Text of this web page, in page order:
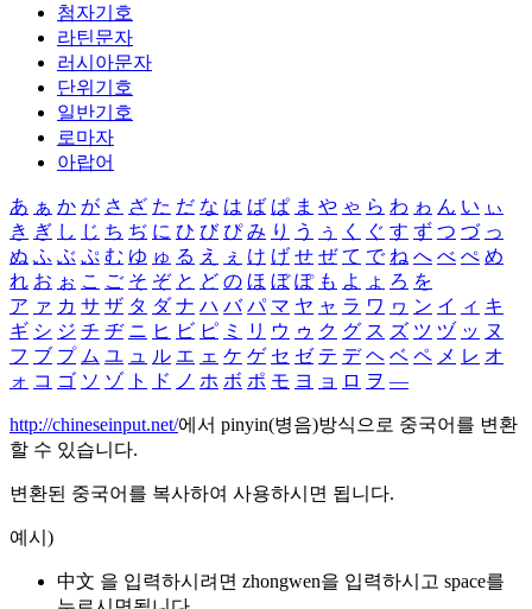
첨자기호
라틴문자
러시아문자
단위기호
일반기호
로마자
아랍어
あ ぁ か が さ ざ た だ な は ば ぱ ま や ゃ ら わ ゎ ん い ぃ
き ぎ し じ ち ぢ に ひ び ぴ み り う ぅ く ぐ す ず つ づ っ
ぬ ふ ぶ ぷ む ゆ ゅ る え ぇ け げ せ ぜ て で ね へ べ ぺ め
れ お ぉ こ ご そ ぞ と ど の ほ ぼ ぽ も よ ょ ろ を
ア ァ カ サ ザ タ ダ ナ ハ バ パ マ ヤ ャ ラ ワ ヮ ン イ ィ キ
ギ シ ジ チ ヂ ニ ヒ ビ ピ ミ リ ウ ゥ ク グ ス ズ ツ ヅ ッ ヌ
フ ブ プ ム ユ ュ ル エ ェ ケ ゲ セ ゼ テ デ ヘ ベ ペ メ レ オ
ォ コ ゴ ソ ゾ ト ド ノ ホ ボ ポ モ ヨ ョ ロ ヲ ―
http://chineseinput.net/에서 pinyin(병음)방식으로 중국어를 변환
할 수 있습니다.
변환된 중국어를 복사하여 사용하시면 됩니다.
예시)
中文 을 입력하시려면 zhongwen을 입력하시고 space를